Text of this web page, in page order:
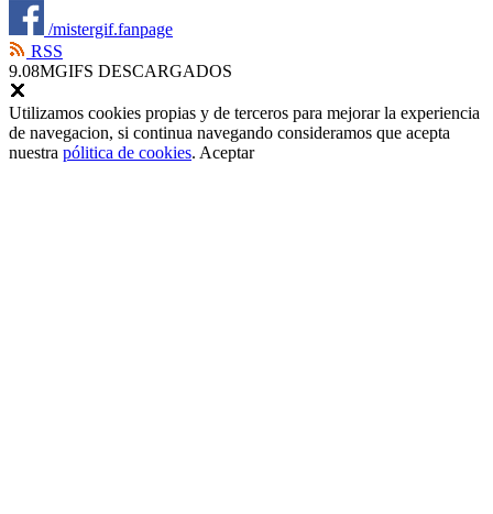
/mistergif.fanpage
RSS
9.08MGIFS DESCARGADOS
Utilizamos cookies propias y de terceros para mejorar la experiencia
de navegacion, si continua navegando consideramos que acepta
nuestra pólitica de cookies. Aceptar